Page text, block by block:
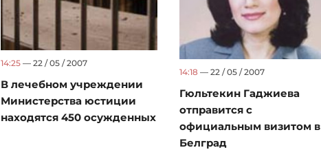
14:25 — 22 / 05 / 2007
В лечебном учреждении
Министерства юстиции
находятся 450 осужденных
14:18 — 22 / 05 / 2007
Гюльтекин Гаджиева
отправится с
официальным визитом в
Белград